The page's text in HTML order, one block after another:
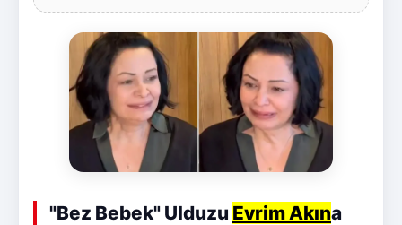
"Bez Bebek" Ulduzu Evrim Akına